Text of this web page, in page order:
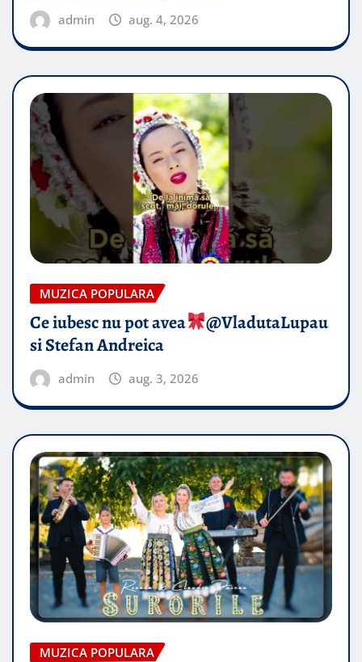
admin aug. 4, 2026
MUZICA POPULARA
Ce iubesc nu pot avea
​@VladutaLupau
si Stefan Andreica
admin aug. 3, 2026
MUZICA POPULARA